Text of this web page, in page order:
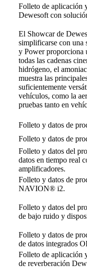
Folleto de aplicación
Dewesoft con
El Showcar de
simplificarse con una
y Power proporciona
todas las cadenas
hidrógeno, el
muestra las
suficientemente
vehículos, como la
pruebas tanto en
Folleto y datos de
Folleto y datos de
Folleto y datos del
datos en tiempo real
amplificadores.
Folleto y datos de
NAVION® i2.
Folleto y datos del
de bajo ruido y
Folleto y datos de
de datos integrados
Folleto de aplicación
de reverberación